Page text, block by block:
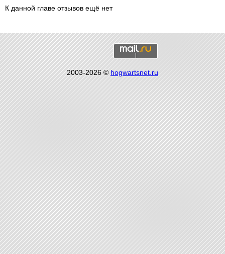
К данной главе отзывов ещё нет
2003-2026 ©hogwartsnet.ru